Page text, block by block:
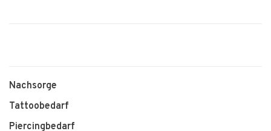
Nachsorge
Tattoobedarf
Piercingbedarf